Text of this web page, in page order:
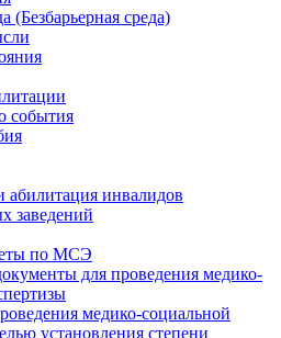
(Безбарьерная среда)
события
абилитация инвалидов
заведений
по МСЭ
для проведения медико-
медико-социальной
установления степени